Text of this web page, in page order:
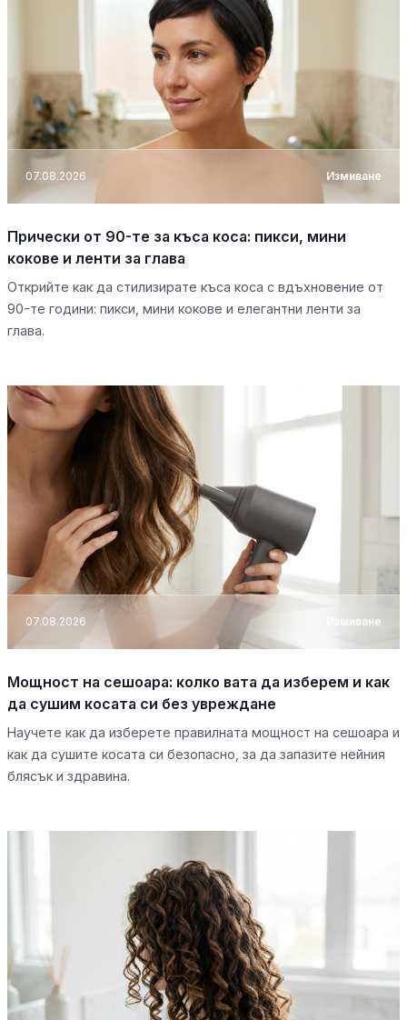
07.08.2026 Измиване
Прически от 90-те за къса коса: пикси, мини
кокове и ленти за глава
Открийте как да стилизирате къса коса с вдъхновение от
90-те години: пикси, мини кокове и елегантни ленти за
глава.
07.08.2026 Измиване
Мощност на сешоара: колко вата да изберем и как
да сушим косата си без увреждане
Научете как да изберете правилната мощност на сешоара и
как да сушите косата си безопасно, за да запазите нейния
блясък и здравина.